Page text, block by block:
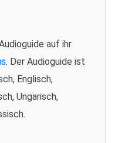
auf ihr
. Der Audioguide ist
Englisch,
Ungarisch,